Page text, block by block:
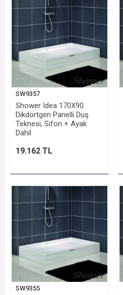
SW9357
Shower Idea 170X90
Dikdörtgen Panelli Duş
Teknesi, Sifon + Ayak
Dahil
19.162 TL
SW9355